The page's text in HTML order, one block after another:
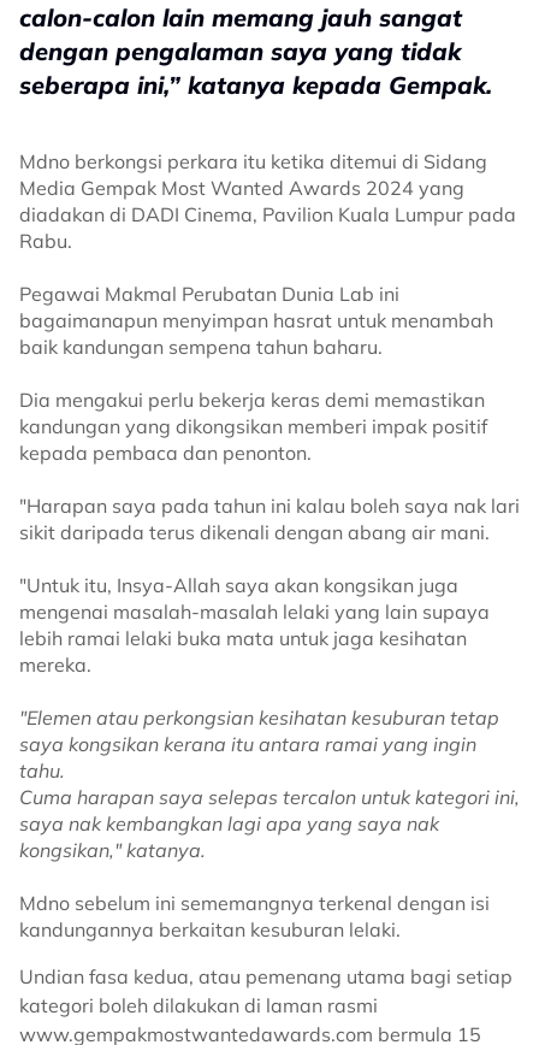
calon-calon lain memang jauh sangat
dengan pengalaman saya yang tidak
seberapa ini,” katanya kepada Gempak.
Mdno berkongsi perkara itu ketika ditemui di Sidang
Media Gempak Most Wanted Awards 2024 yang
diadakan di DADI Cinema, Pavilion Kuala Lumpur pada
Rabu.
Pegawai Makmal Perubatan Dunia Lab ini
bagaimanapun menyimpan hasrat untuk menambah
baik kandungan sempena tahun baharu.
Dia mengakui perlu bekerja keras demi memastikan
kandungan yang dikongsikan memberi impak positif
kepada pembaca dan penonton.
"Harapan saya pada tahun ini kalau boleh saya nak lari
sikit daripada terus dikenali dengan abang air mani.
"Untuk itu, Insya-Allah saya akan kongsikan juga
mengenai masalah-masalah lelaki yang lain supaya
lebih ramai lelaki buka mata untuk jaga kesihatan
mereka.
"Elemen atau perkongsian kesihatan kesuburan tetap
saya kongsikan kerana itu antara ramai yang ingin
tahu.
Cuma harapan saya selepas tercalon untuk kategori ini,
saya nak kembangkan lagi apa yang saya nak
kongsikan," katanya.
Mdno sebelum ini sememangnya terkenal dengan isi
kandungannya berkaitan kesuburan lelaki.
Undian fasa kedua, atau pemenang utama bagi setiap
kategori boleh dilakukan di laman rasmi
www.gempakmostwantedawards.com bermula 15